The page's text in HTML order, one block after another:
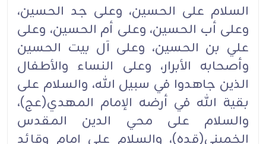
السلام على الحسين، وعلى جد الحسين،
وعلى أب الحسين، وعلى أم الحسين، وعلى
علي بن الحسين، وعلى آل بيت الحسين
وأصحابه الأبرار، وعلى النساء والأطفال
الذين جاهدوا في سبيل الله، والسلام على
بقية الله في أرضه الإمام المهدي(عج)،
والسلام على محي الدين المقدس
الخميني(قده)، والسلام على إمام وقائد